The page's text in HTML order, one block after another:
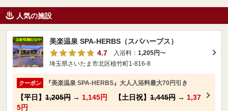
人気の施設
美楽温泉 SPA-HERBS（スパハーブス）
4.7
入浴料： 1,205円〜
埼玉県さいたま市北区植竹町1-816-8
クーポン 『美楽温泉 SPA-HERBS』大人入浴料最大70円引き
【平日】 1,205円 → 1,145円 【土日祝】 1,445円 → 1,37
5円